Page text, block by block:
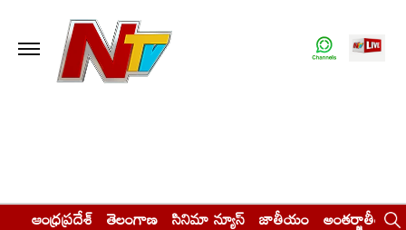
ఆంధ్రప్రదేశ్ తెలంగాణ సినిమా న్యూస్ జాతీయం అంతర్జాతీయం